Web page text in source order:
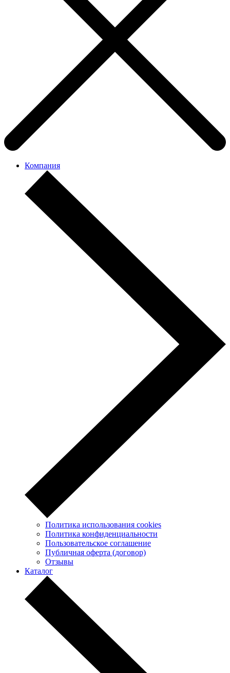
Компания
Политика использования cookies
Политика конфиденциальности
Пользовательское соглашение
Публичная оферта (договор)
Отзывы
Каталог